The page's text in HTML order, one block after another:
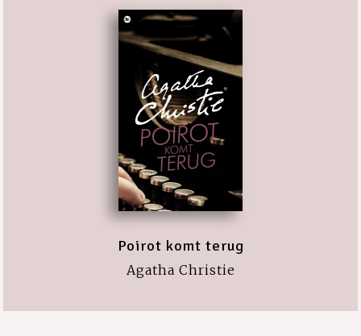
Poirot komt terug
Agatha Christie